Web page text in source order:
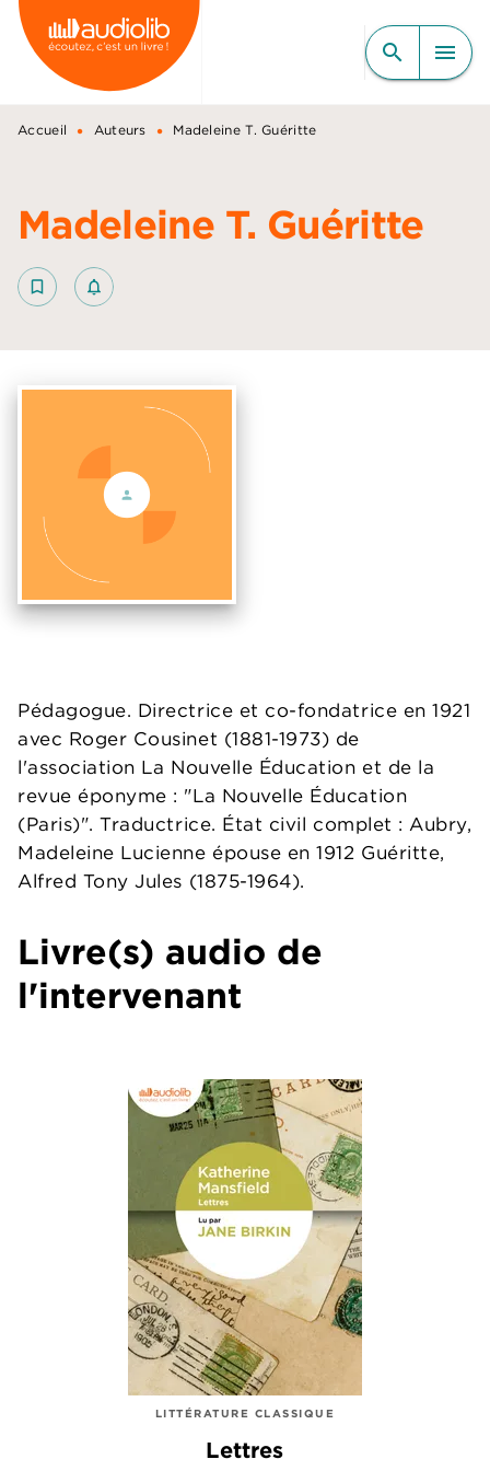
MENU RECHERCHE
CONTENU
PIED DE PAGE
search menu
Accueil • Auteurs • Madeleine T. Guéritte
Madeleine T. Guéritte
bookmark_border notifications_none_outlined
Pédagogue. Directrice et co-fondatrice en 1921
avec Roger Cousinet (1881-1973) de
l'association La Nouvelle Éducation et de la
revue éponyme : "La Nouvelle Éducation
(Paris)". Traductrice. État civil complet : Aubry,
Madeleine Lucienne épouse en 1912 Guéritte,
Alfred Tony Jules (1875-1964).
Livre(s) audio de
l'intervenant
LITTÉRATURE CLASSIQUE
Lettres